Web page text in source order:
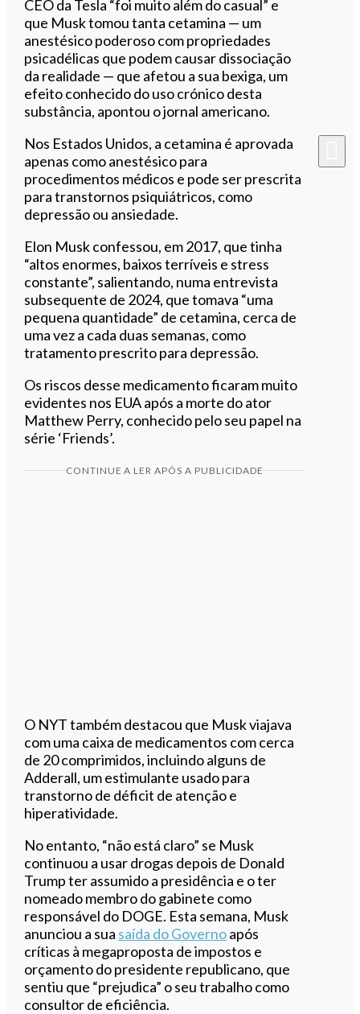
CEO da Tesla “foi muito além do casual” e
que Musk tomou tanta cetamina — um
anestésico poderoso com propriedades
psicadélicas que podem causar dissociação
da realidade — que afetou a sua bexiga, um
efeito conhecido do uso crónico desta
substância, apontou o jornal americano.
Nos Estados Unidos, a cetamina é aprovada
apenas como anestésico para
procedimentos médicos e pode ser prescrita
para transtornos psiquiátricos, como
depressão ou ansiedade.
Elon Musk confessou, em 2017, que tinha
“altos enormes, baixos terríveis e stress
constante”, salientando, numa entrevista
subsequente de 2024, que tomava “uma
pequena quantidade” de cetamina, cerca de
uma vez a cada duas semanas, como
tratamento prescrito para depressão.
Os riscos desse medicamento ficaram muito
evidentes nos EUA após a morte do ator
Matthew Perry, conhecido pelo seu papel na
série ‘Friends’.
CONTINUE A LER APÓS A PUBLICIDADE
O NYT também destacou que Musk viajava
com uma caixa de medicamentos com cerca
de 20 comprimidos, incluindo alguns de
Adderall, um estimulante usado para
transtorno de déficit de atenção e
hiperatividade.
No entanto, “não está claro” se Musk
continuou a usar drogas depois de Donald
Trump ter assumido a presidência e o ter
nomeado membro do gabinete como
responsável do DOGE. Esta semana, Musk
anunciou a sua saída do Governoapós
críticas à megaproposta de impostos e
orçamento do presidente republicano, que
sentiu que “prejudica” o seu trabalho como
consultor de eficiência.